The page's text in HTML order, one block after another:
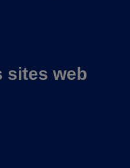
sites web